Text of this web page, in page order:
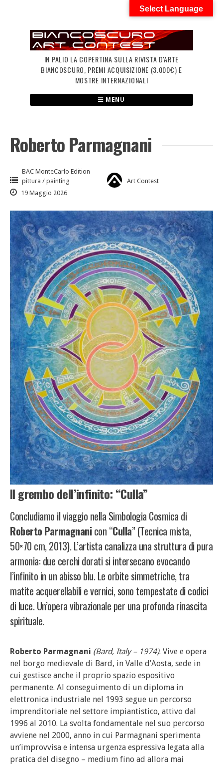
IN PALIO LA COPERTINA SULLA RIVISTA D'ARTE
BIANCOSCURO, PREMI ACQUISIZIONE (3.000€) E
MOSTRE INTERNAZIONALI
MENU
Roberto Parmagnani
BAC MonteCarlo Edition
pittura / painting
Art Contest
19 Maggio 2026
Il grembo dell’infinito: “Culla”
Concludiamo il viaggio nella Simbologia Cosmica di
Roberto Parmagnanicon “Culla” (Tecnica mista,
50×70 cm, 2013). L’artista canalizza una struttura di pura
armonia: due cerchi dorati si intersecano evocando
l’infinito in un abisso blu. Le orbite simmetriche, tra
matite acquerellabili e vernici, sono tempestate di codici
di luce. Un’opera vibrazionale per una profonda rinascita
spirituale.
Roberto Parmagnani (Bard, Italy – 1974). Vive e opera
nel borgo medievale di Bard, in Valle d’Aosta, sede in
cui gestisce anche il proprio spazio espositivo
permanente. Al conseguimento di un diploma in
elettronica industriale nel 1993 segue un percorso
imprenditoriale nel settore impiantistico, attivo dal
1996 al 2010. La svolta fondamentale nel suo percorso
avviene nel 2000, anno in cui Parmagnani sperimenta
un’improvvisa e intensa urgenza espressiva legata alla
pratica del disegno – medium fino ad allora mai
Select Language